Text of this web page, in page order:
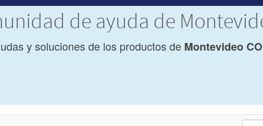
de ayuda de
y soluciones de los productos de Montevideo